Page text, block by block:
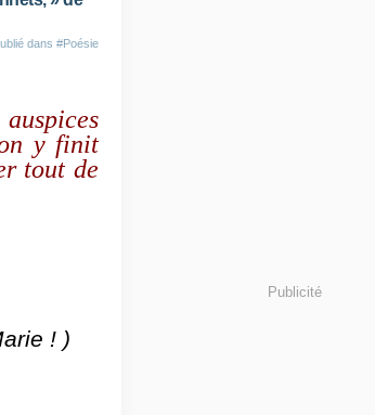
dans #Poésie
y finit
tout de
! )
Publicité